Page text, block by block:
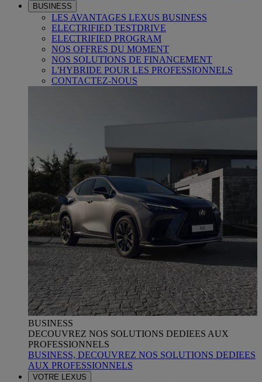
BUSINESS
LES AVANTAGES LEXUS BUSINESS
ELECTRIFIED TESTDRIVE
ELECTRIFIED PROGRAM
NOS OFFRES DU MOMENT
NOS SOLUTIONS DE FINANCEMENT
L'HYBRIDE POUR LES PROFESSIONNELS
CONTACTEZ-NOUS
BUSINESS
DECOUVREZ NOS SOLUTIONS DEDIEES AUX
PROFESSIONNELS
BUSINESS, DECOUVREZ NOS SOLUTIONS DEDIEES
AUX PROFESSIONNELS
VOTRE LEXUS